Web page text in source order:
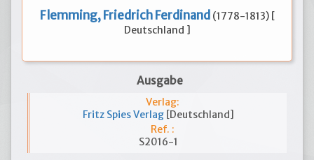
Flemming, Friedrich Ferdinand (1778-1813) [
Deutschland ]
Ausgabe
Verlag:
Fritz Spies Verlag [Deutschland]
Ref. :
S2016-1